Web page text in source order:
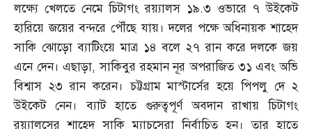
লক্ষ্যে খেলতে নেমে চিটাগং রয়্যালস ১৯.৩ ওভারে ৭ উইকেট
হারিয়ে জয়ের বন্দরে পৌঁছে যায়। দলের পক্ষে অধিনায়ক শাহেদ
সাকি ঝোড়ো ব্যাটিংয়ে মাত্র ১৪ বলে ২৭ রান করে দলকে জয়
এনে দেন। এছাড়া,সাকিবুর রহমান নূর অপরাজিত ৩১ এবং অভি
বিশ্বাস ২৩ রান করেন। চট্টগ্রাম মাস্টার্সের হয়ে পিপলু দে ২
উইকেট নেন। ব্যাট হাতে গুরুত্বপূর্ণ অবদান রাখায় চিটাগং
রয়্যালসের শাহেদ সাকি ম্যাচসেরা নির্বাচিত হন। তার হাতে